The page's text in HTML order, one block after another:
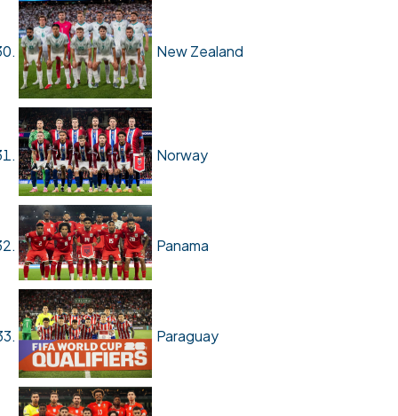
New Zealand
Norway
Panama
Paraguay